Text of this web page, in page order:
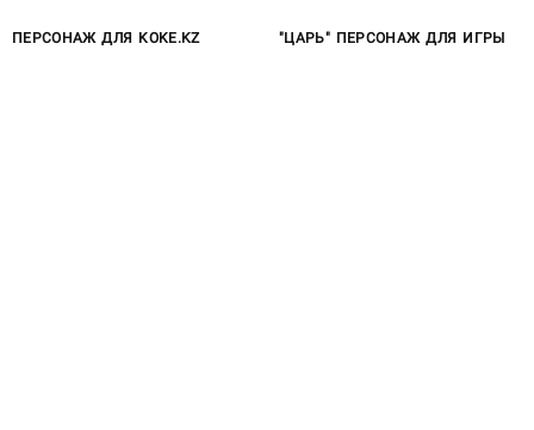
ПЕРСОНАЖ ДЛЯ KOKE.KZ "ЦАРЬ" ПЕРСОНАЖ ДЛЯ ИГРЫ